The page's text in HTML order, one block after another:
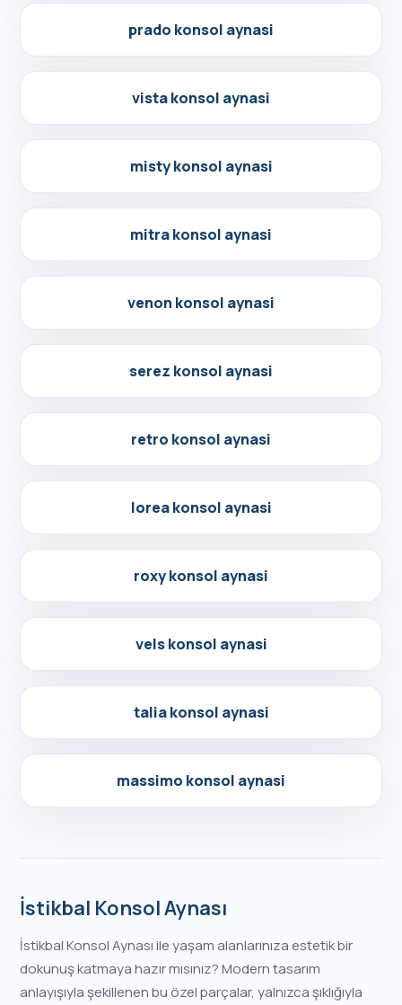
Detayları Gör
prado konsol aynasi
Detayları Gör
vista konsol aynasi
Detayları Gör
misty konsol aynasi
Detayları Gör
mitra konsol aynasi
Detayları Gör
venon konsol aynasi
Detayları Gör
serez konsol aynasi
Detayları Gör
retro konsol aynasi
Detayları Gör
lorea konsol aynasi
Detayları Gör
roxy konsol aynasi
Detayları Gör
vels konsol aynasi
Detayları Gör
talia konsol aynasi
Detayları Gör
massimo konsol aynasi
İstikbal Konsol Aynası
İstikbal Konsol Aynası ile yaşam alanlarınıza estetik bir
dokunuş katmaya hazır mısınız? Modern tasarım
anlayışıyla şekillenen bu özel parçalar, yalnızca şıklığıyla